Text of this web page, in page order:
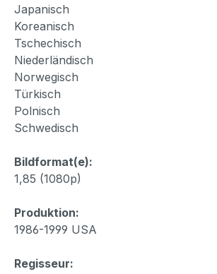
Japanisch
Koreanisch
Tschechisch
Niederländisch
Norwegisch
Türkisch
Polnisch
Schwedisch
Bildformat(e):
1,85 (1080p)
Produktion:
1986-1999 USA
Regisseur: